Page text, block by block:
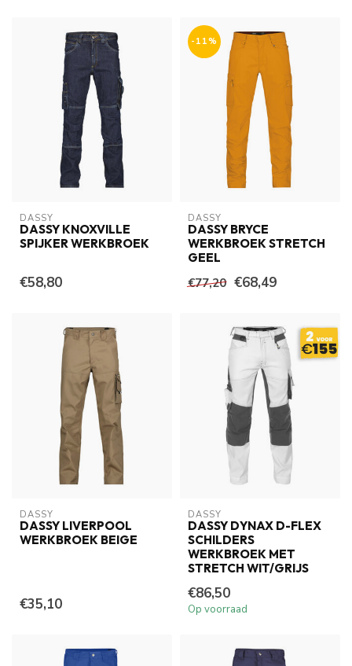
DASSY
DASSY KNOXVILLE
SPIJKER WERKBROEK
€58,80
-11%
DASSY
DASSY BRYCE
WERKBROEK STRETCH
GEEL
€77,20 €68,49
DASSY
DASSY LIVERPOOL
WERKBROEK BEIGE
€35,10
DASSY
DASSY DYNAX D-FLEX
SCHILDERS
WERKBROEK MET
STRETCH WIT/GRIJS
€86,50
Op voorraad